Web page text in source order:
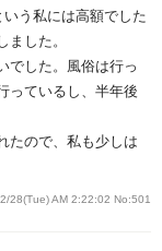
う私には高額でした
した。
でした。風俗は行っ
っているし、半年後
たので、私も少しは
28(Tue) AM 2:22:02 No:501